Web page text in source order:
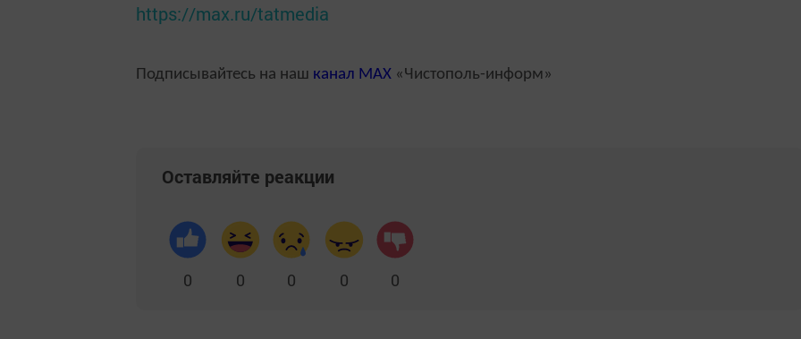
https://max.ru/tatmedia
Подписывайтесь на наш канал MAX «Чистополь-информ»
Оставляйте реакции
0 0 0 0 0